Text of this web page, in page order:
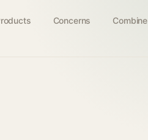
Concerns Combine